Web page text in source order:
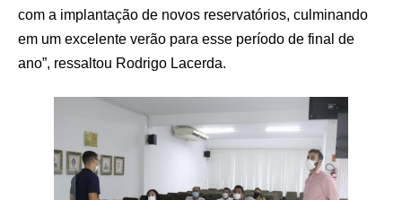
com a implantação de novos reservatórios, culminando
em um excelente verão para esse período de final de
ano”, ressaltou Rodrigo Lacerda.